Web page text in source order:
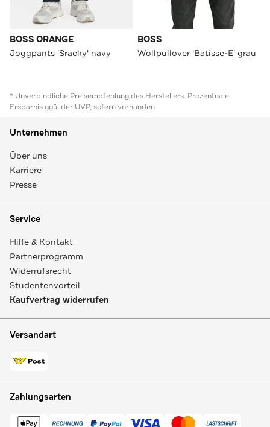
BOSS ORANGE
Joggpants 'Sracky' navy
BOSS
Wollpullover 'Batisse-E' grau
* Unverbindliche Preisempfehlung des Herstellers. Prozentuale
Ersparnis ggü. der UVP, sofern vorhanden
Unternehmen
Über uns
Karriere
Presse
Service
Hilfe & Kontakt
Partnerprogramm
Widerrufsrecht
Studentenvorteil
Kaufvertrag widerrufen
Versandart
Zahlungsarten